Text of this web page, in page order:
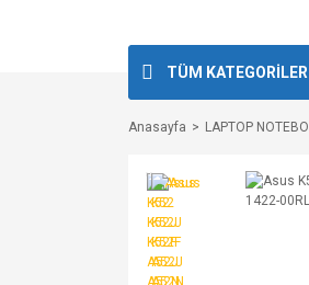
TÜM KATEGORİLER
Anasayfa LAPTOP